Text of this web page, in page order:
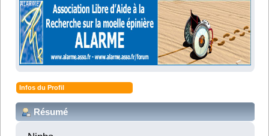
Infos du Profil
Résumé